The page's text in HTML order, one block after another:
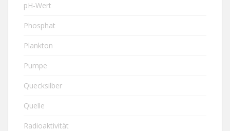
pH-Wert
Phosphat
Plankton
Pumpe
Quecksilber
Quelle
Radioaktivität